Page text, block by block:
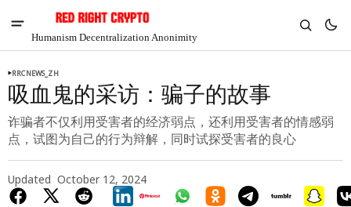
Humanism Decentralization Anonimity
RRCNEWS_ZH
吸血鬼的采访：骗子的故事
诈骗者不仅利用受害者的经济弱点，还利用受害者的情感弱
点，试图为自己的行为辩解，同时试探受害者的良心
Updated October 12, 2024